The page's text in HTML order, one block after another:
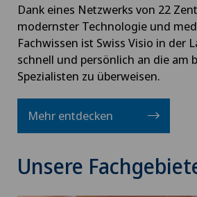
Dank eines Netzwerks von 22
modernster Technologie und
Fachwissen ist Swiss Visio in der
schnell und persönlich an die am
Spezialisten zu überweisen.
Mehr entdecken
Unsere